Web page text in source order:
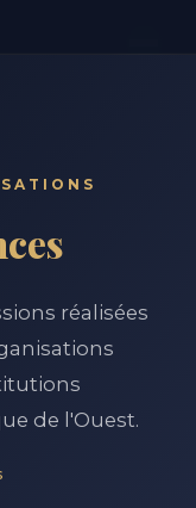
réalisées
de l'Ouest.